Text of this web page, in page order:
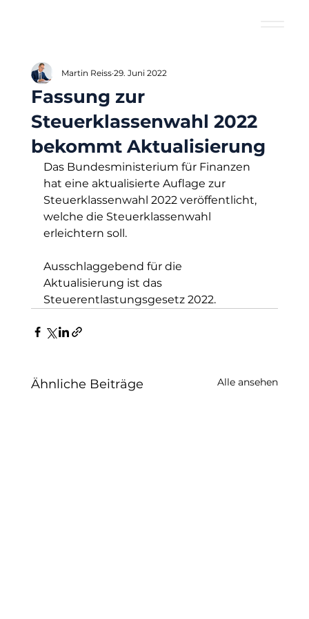
Fassung zur
Steuerklassenwahl 2022
bekommt Aktualisierung
Martin Reiss 29. Juni 2022
Das Bundesministerium für Finanzen
hat eine aktualisierte Auflage zur
Steuerklassenwahl 2022 veröffentlicht,
welche die Steuerklassenwahl
erleichtern soll.
Ausschlaggebend für die
Aktualisierung ist das
Steuerentlastungsgesetz 2022.
Ähnliche Beiträge Alle ansehen